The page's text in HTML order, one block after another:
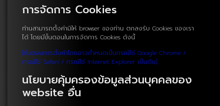
การจัดการ Cookies
ท่านสามารถตั้งค่ามิให้ browser ของท่าน ตกลงรับ Cookies ของเรา
ได้ โดยมีขั้นตอนในการจัดการ Cookies ดังนี้
[ขั้นตอนการตั้งค่าโดยอาจกำหนดเป็นกรณีใช้ Google Chrome /
กรณีใช้ Safari / กรณีใช้ Internet Explorer เป็นต้น]
นโยบายคุ้มครองข้อมูลส่วนบุคคลของ
website อื่น